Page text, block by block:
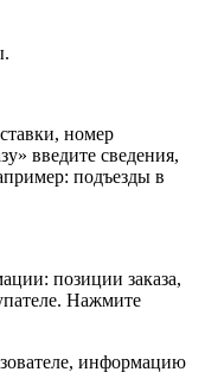
номер
введите сведения,
подъезды в
позиции заказа,
Нажмите
информацию